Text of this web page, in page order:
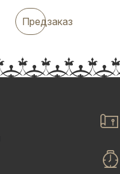
Предзаказ